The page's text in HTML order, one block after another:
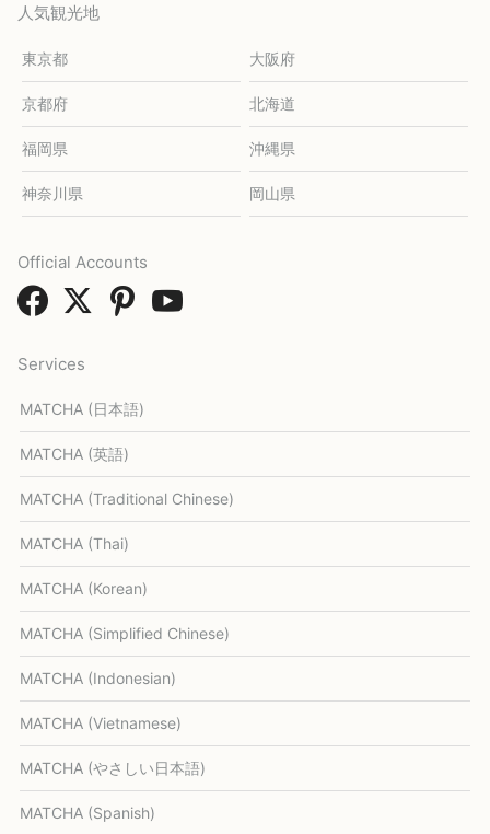
人気観光地
東京都 大阪府
京都府 北海道
福岡県 沖縄県
神奈川県 岡山県
Services
MATCHA (日本語)
MATCHA (英語)
MATCHA (Traditional Chinese)
MATCHA (Thai)
MATCHA (Korean)
MATCHA (Simplified Chinese)
MATCHA (Indonesian)
MATCHA (Vietnamese)
MATCHA (やさしい日本語)
MATCHA (Spanish)
Official Accounts